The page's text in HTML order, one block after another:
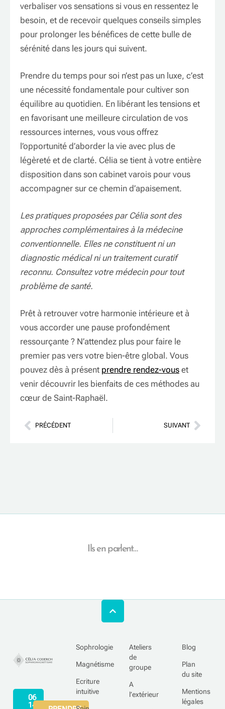
verbaliser vos sensations si vous en ressentez le
besoin, et de recevoir quelques conseils simples
pour prolonger les bénéfices de cette bulle de
sérénité dans les jours qui suivent.
Prendre du temps pour soi n’est pas un luxe, c’est
une nécessité fondamentale pour cultiver son
équilibre au quotidien. En libérant les tensions et
en favorisant une meilleure circulation de vos
ressources internes, vous vous offrez
l’opportunité d’aborder la vie avec plus de
légèreté et de clarté. Célia se tient à votre entière
disposition dans son cabinet varois pour vous
accompagner sur ce chemin d’apaisement.
Les pratiques proposées par Célia sont des
approches complémentaires à la médecine
conventionnelle. Elles ne constituent ni un
diagnostic médical ni un traitement curatif
reconnu. Consultez votre médecin pour tout
problème de santé.
Prêt à retrouver votre harmonie intérieure et à
vous accorder une pause profondément
ressourçante ? N’attendez plus pour faire le
premier pas vers votre bien-être global. Vous
pouvez dès à présent prendre rendez-vous et
venir découvrir les bienfaits de ces méthodes au
cœur de Saint-Raphaël.
PRÉCÉDENT SUIVANT
Ils en parlent…
06
14
Sophrologie
Magnétisme
Ecriture
intuitive
Ateliers
de
groupe
A
l’extérieur
Blog
Plan
du site
Mentions
légales